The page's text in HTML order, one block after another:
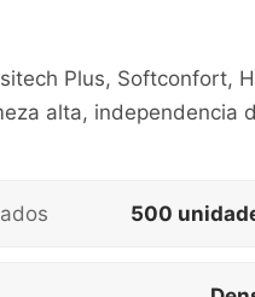
Plus, Softconfort,
alta, independencia
500